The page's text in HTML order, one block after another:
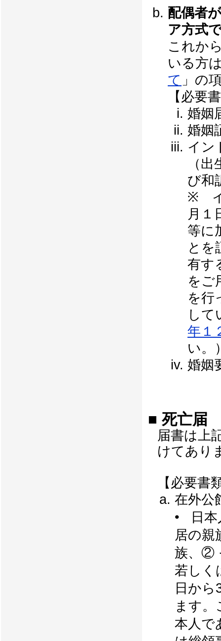
配偶者
ア方式
これか
いる方
て 」の
【必要
婚姻
婚姻
イン
（
び和
※ イ
月１
等に
とを
有す
をご
を行
して
年１
い。
婚姻
■ 死亡届
届書は上
けてあり
【必要書
在外公
• 日本
居の親
族、②
若しく
日から
ます。
本人で